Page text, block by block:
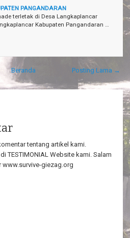
PANGANDARAN
terletak di Desa Langkaplancar
Kabupaten Pangandaran …
Posting Lama →
Beranda
tentang artikel kami.
TESTIMONIAL Website kami. Salam
www.survive-giezag.org